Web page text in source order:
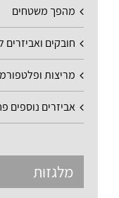
מהפך משטחים
חובקים ואביזרים
מריצות
אביזרים נוספים
מלגזות